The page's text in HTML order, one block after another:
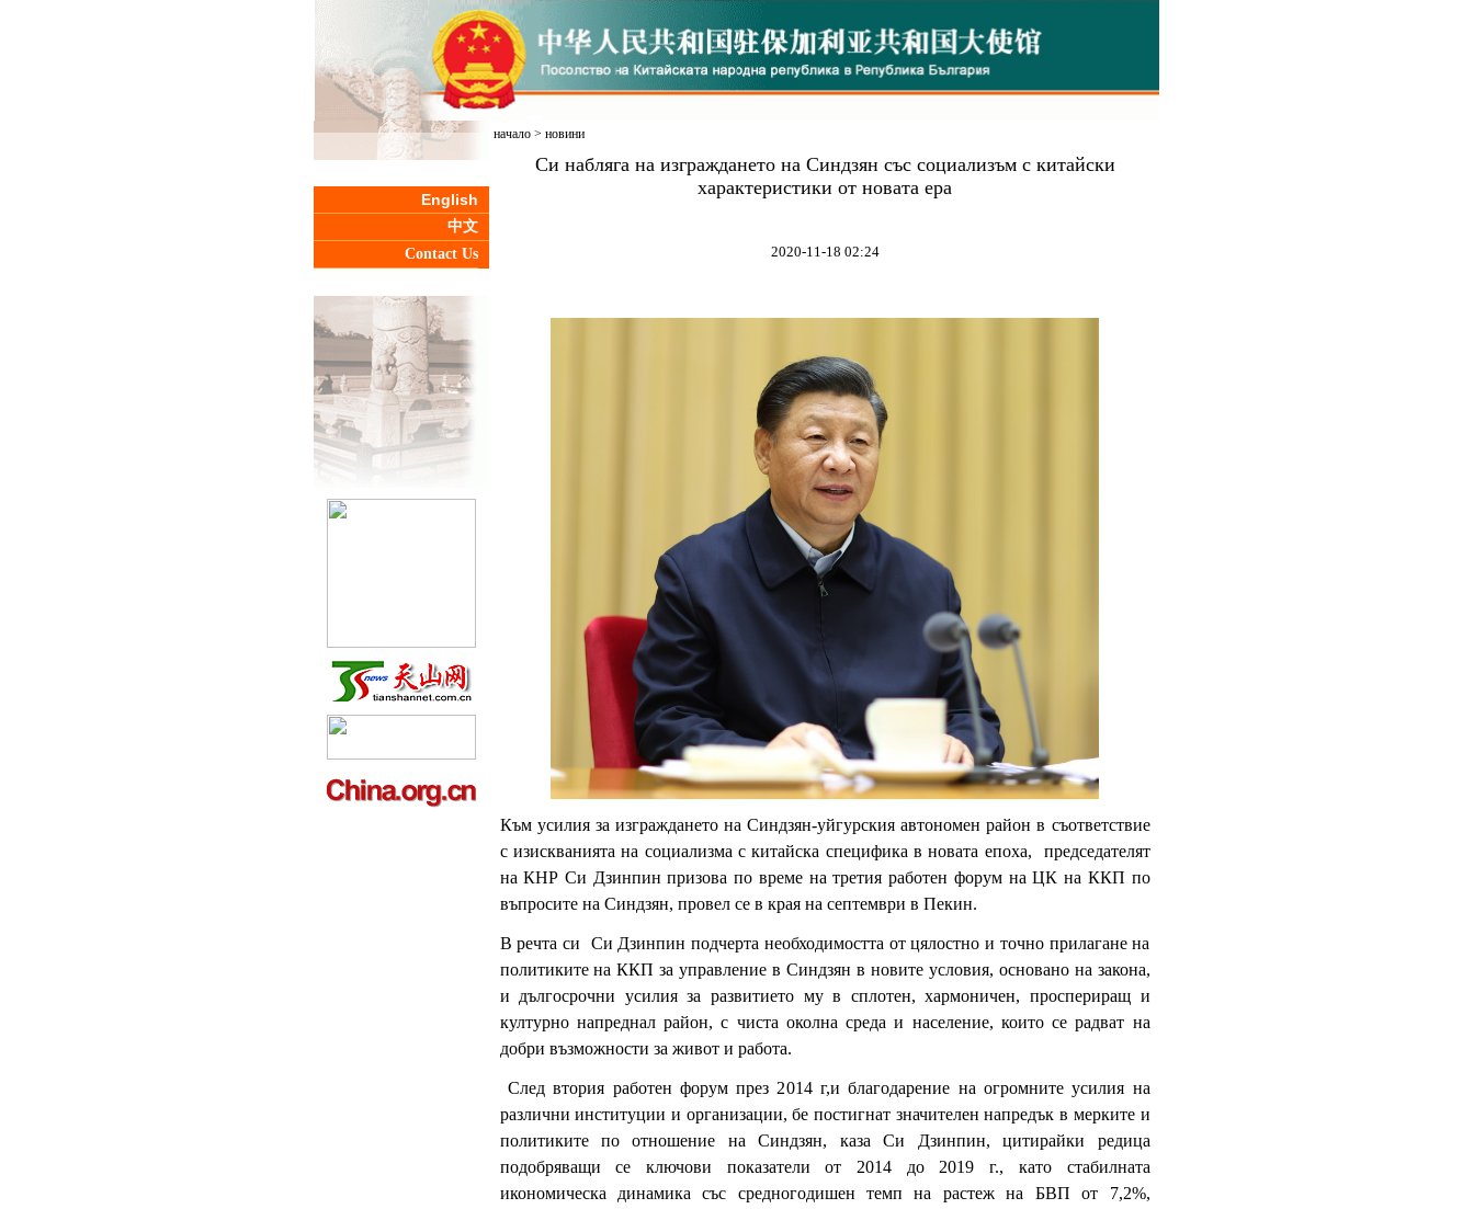
English
中文
Contact Us
начало> новини
Си набляга на изграждането на Синдзян със социализъм с китайски
характеристики от новата ера
2020-11-18 02:24
Към усилия за изграждането на Синдзян-уйгурския автономен район в съответствие
с изискванията на социализма с китайска специфика в новата епоха, председателят
на КНР Си Дзинпин призова по време на третия работен форум на ЦК на ККП по
въпросите на Синдзян, провел се в края на септември в Пекин.
В речта си Си Дзинпин подчерта необходимостта от цялостно и точно прилагане на
политиките на ККП за управление в Синдзян в новите условия, основано на закона,
и дългосрочни усилия за развитието му в сплотен, хармоничен, проспериращ и
културно напреднал район, с чиста околна среда и население, които се радват на
добри възможности за живот и работа.
След втория работен форум през 2014 г,и благодарение на огромните усилия на
различни институции и организации, бе постигнат значителен напредък в мерките и
политиките по отношение на Синдзян, каза Си Дзинпин, цитирайки редица
подобряващи се ключови показатели от 2014 до 2019 г., като стабилната
икономическа динамика със средногодишен темп на растеж на БВП от 7,2%,